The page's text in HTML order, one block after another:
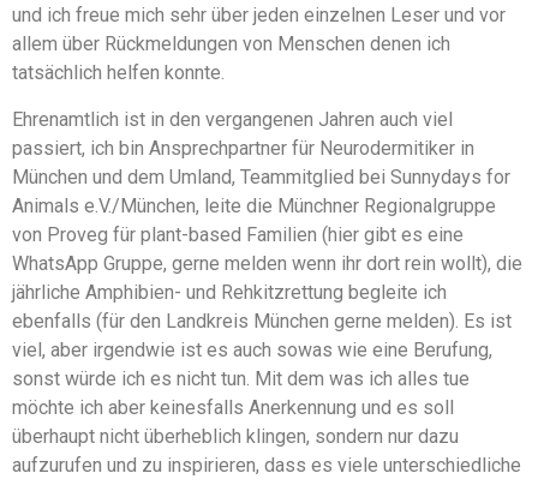
und ich freue mich sehr über jeden einzelnen Leser und vor
allem über Rückmeldungen von Menschen denen ich
tatsächlich helfen konnte.
Ehrenamtlich ist in den vergangenen Jahren auch viel
passiert, ich bin Ansprechpartner für Neurodermitiker in
München und dem Umland, Teammitglied bei Sunnydays for
Animals e.V./München, leite die Münchner Regionalgruppe
von Proveg für plant-based Familien (hier gibt es eine
WhatsApp Gruppe, gerne melden wenn ihr dort rein wollt), die
jährliche Amphibien- und Rehkitzrettung begleite ich
ebenfalls (für den Landkreis München gerne melden). Es ist
viel, aber irgendwie ist es auch sowas wie eine Berufung,
sonst würde ich es nicht tun. Mit dem was ich alles tue
möchte ich aber keinesfalls Anerkennung und es soll
überhaupt nicht überheblich klingen, sondern nur dazu
aufzurufen und zu inspirieren, dass es viele unterschiedliche